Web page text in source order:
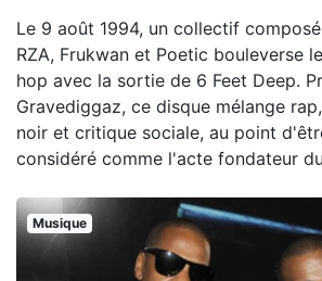
Le 9 août 1994, un collectif
RZA, Frukwan et Poetic bouleverse
hop avec la sortie de 6 Feet Deep.
Gravediggaz, ce disque mélange
noir et critique sociale, au point
considéré comme l'acte fondateur
Musique